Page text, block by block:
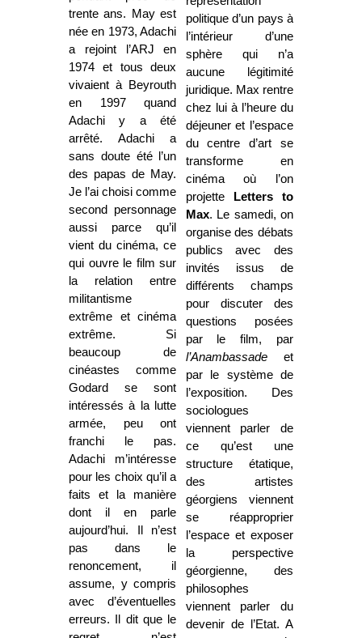
trente ans. May est
née en 1973, Adachi
a rejoint l’ARJ en
1974 et tous deux
vivaient à Beyrouth
en 1997 quand
Adachi y a été
arrêté. Adachi a
sans doute été l’un
des papas de May.
Je l’ai choisi comme
second personnage
aussi parce qu’il
vient du cinéma, ce
qui ouvre le film sur
la relation entre
militantisme
extrême et cinéma
extrême. Si
beaucoup de
cinéastes comme
Godard se sont
intéressés à la lutte
armée, peu ont
franchi le pas.
Adachi m’intéresse
pour les choix qu’il a
faits et la manière
dont il en parle
aujourd’hui. Il n’est
pas dans le
renoncement, il
assume, y compris
avec d’éventuelles
erreurs. Il dit que le
politique d’un pays à
l’intérieur d’une
sphère qui n’a
aucune légitimité
juridique. Max rentre
chez lui à l’heure du
déjeuner et l’espace
du centre d’art se
transforme en
cinéma où l’on
projette Letters to
Max. Le samedi, on
organise des débats
publics avec des
invités issus de
différents champs
pour discuter des
questions posées
par le film, par
l’Anambassadeet
par le système de
l’exposition. Des
sociologues
viennent parler de
ce qu’est une
structure étatique,
des artistes
géorgiens viennent
se réapproprier
l’espace et exposer
la perspective
géorgienne, des
philosophes
viennent parler du
devenir de l’Etat. A